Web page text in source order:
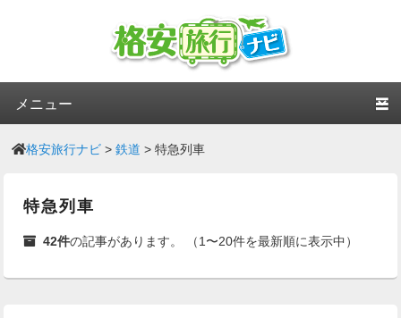
格安旅行ナビ >鉄道 >特急列車
特急列車
42件の記事があります。 （1〜20件を最新順に表示中）